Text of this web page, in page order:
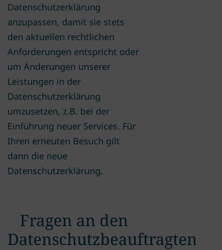
Datenschutzerklärung
anzupassen, damit sie stets
den aktuellen rechtlichen
Anforderungen entspricht oder
um Änderungen unserer
Leistungen in der
Datenschutzerklärung
umzusetzen, z.B. bei der
Einführung neuer Services. Für
Ihren erneuten Besuch gilt
dann die neue
Datenschutzerklärung.
Fragen an den
Datenschutzbeauftragten